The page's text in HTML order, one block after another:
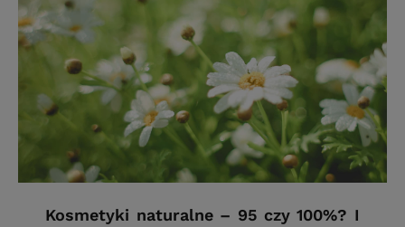
Kosmetyki naturalne – 95 czy 100%? I